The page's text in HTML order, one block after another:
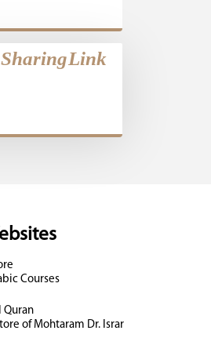
Sharing Link
Courses
Quran
of Mohtaram Dr. Israr